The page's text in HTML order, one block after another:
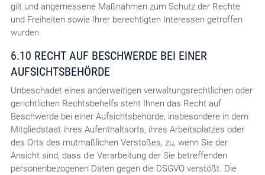
gilt und angemessene Maßnahmen zum Schutz der Rechte
und Freiheiten sowie Ihrer berechtigten Interessen getroffen
wurden.
6.10 RECHT AUF BESCHWERDE BEI EINER
AUFSICHTSBEHÖRDE
Unbeschadet eines anderweitigen verwaltungsrechtlichen oder
gerichtlichen Rechtsbehelfs steht Ihnen das Recht auf
Beschwerde bei einer Aufsichtsbehörde, insbesondere in dem
Mitgliedstaat ihres Aufenthaltsorts, ihres Arbeitsplatzes oder
des Orts des mutmaßlichen Verstoßes, zu, wenn Sie der
Ansicht sind, dass die Verarbeitung der Sie betreffenden
personenbezogenen Daten gegen die DSGVO verstößt. Die